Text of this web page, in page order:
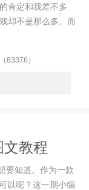
肯定和我差不多
却不是那么多。而
83376）
教程
要知道。作为一款
以呢？这一期小编